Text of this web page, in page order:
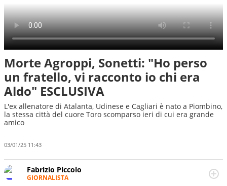
Morte Agroppi, Sonetti: "Ho perso
un fratello, vi racconto io chi era
Aldo" ESCLUSIVA
L'ex allenatore di Atalanta, Udinese e Cagliari è nato a Piombino,
la stessa città del cuore Toro scomparso ieri di cui era grande
amico
03/01/25 11:43
Fabrizio Piccolo
GIORNALISTA